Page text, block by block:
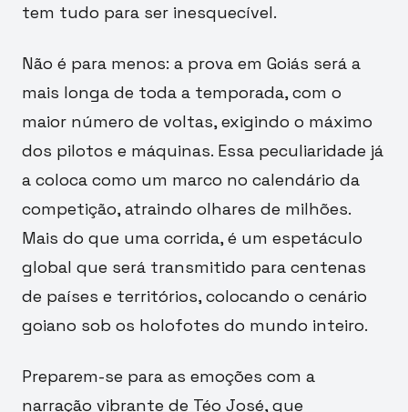
tem tudo para ser inesquecível.
Não é para menos: a prova em Goiás será a
mais longa de toda a temporada, com o
maior número de voltas, exigindo o máximo
dos pilotos e máquinas. Essa peculiaridade já
a coloca como um marco no calendário da
competição, atraindo olhares de milhões.
Mais do que uma corrida, é um espetáculo
global que será transmitido para centenas
de países e territórios, colocando o cenário
goiano sob os holofotes do mundo inteiro.
Preparem-se para as emoções com a
narração vibrante de Téo José, que